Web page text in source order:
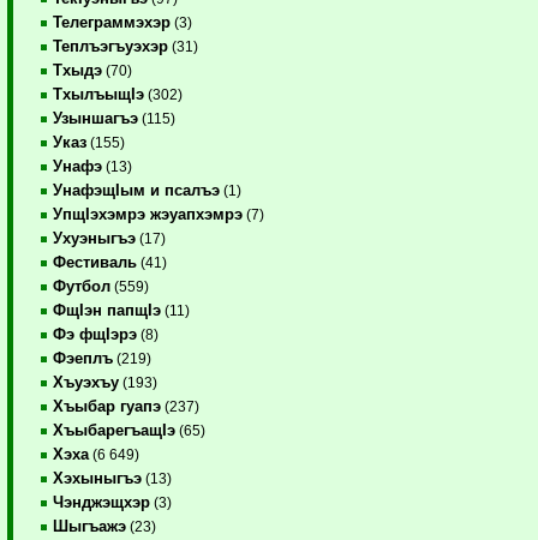
Телеграммэхэр (3)
Теплъэгъуэхэр (31)
Тхыдэ (70)
ТхылъыщIэ (302)
Узыншагъэ (115)
Указ (155)
Унафэ (13)
УнафэщIым и псалъэ (1)
УпщIэхэмрэ жэуапхэмрэ (7)
Ухуэныгъэ (17)
Фестиваль (41)
Футбол (559)
ФщIэн папщIэ (11)
Фэ фщIэрэ (8)
Фэеплъ (219)
Хъуэхъу (193)
Хъыбар гуапэ (237)
ХъыбарегъащIэ (65)
Хэха (6 649)
Хэхыныгъэ (13)
Чэнджэщхэр (3)
Шыгъажэ (23)